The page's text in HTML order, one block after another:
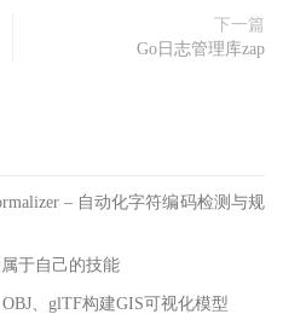
下一篇
Go日志管理库zap
– 自动化字符编码检测与规
于自己的技能
、glTF构建GIS可视化模型